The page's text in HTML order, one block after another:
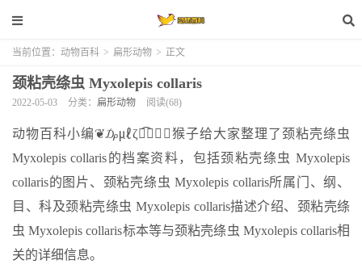
当前位置： 动物百科 > 扁形动物 > 正文
颈粘壳绦虫 Myxolepis collaris
2022-05-03 分类： 扁形动物 阅读(68)
动物百科小编❦₯㎕ζั͡✾✎﹏猴子给大家整理了颈粘壳绦虫
Myxolepis collaris的档案资料，包括颈粘壳绦虫 Myxolepis
collaris的图片、颈粘壳绦虫 Myxolepis collaris所属门、纲、
目、科及颈粘壳绦虫 Myxolepis collaris描述介绍、颈粘壳绦
虫 Myxolepis collaris标本等与颈粘壳绦虫 Myxolepis collaris相
关的详细信息。